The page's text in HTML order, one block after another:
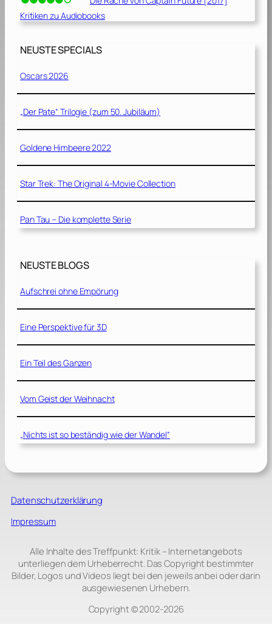
Kritiken zu Audiobooks
NEUSTE SPECIALS
Oscars 2026
„Der Pate“ Trilogie (zum 50. Jubiläum)
Goldene Himbeere 2022
Star Trek: The Original 4-Movie Collection
Pan Tau – Die komplette Serie
NEUSTE BLOGS
Aufschrei ohne Empörung
Eine Perspektive für 3D
Ein Teil des Ganzen
Vom Geist der Weihnacht
„Nichts ist so beständig wie der Wandel“
Datenschutzerklärung
Impressum
Alle Inhalte des Treffpunkt: Kritik – Internetangebots
unterliegen dem Urheberrecht. Das Copyright bestimmter
Bilder, Logos und Videos liegt bei den jeweils anbei oder darin
ausgewiesenen Urhebern.
Copyright © 2002‑2026